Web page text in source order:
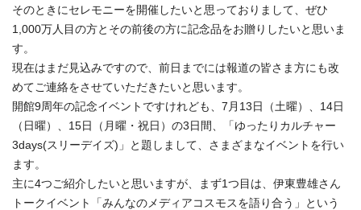
そのときにセレモニーを開催したいと思っておりまして、ぜひ
1,000万人目の方とその前後の方に記念品をお贈りしたいと思いま
す。
現在はまだ見込みですので、前日までには報道の皆さま方にも改
めてご連絡をさせていただきたいと思います。
開館9周年の記念イベントですけれども、7月13日（土曜）、14日
（日曜）、15日（月曜・祝日）の3日間、「ゆったりカルチャー
3days(スリーデイズ)」と題しまして、さまざまなイベントを行い
ます。
主に4つご紹介したいと思いますが、まず1つ目は、伊東豊雄さん
トークイベント「みんなのメディアコスモスを語り合う」という